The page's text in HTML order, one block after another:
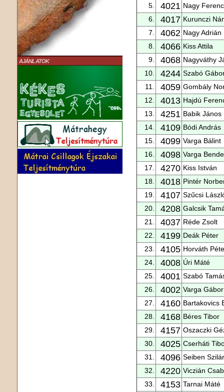
AJÁNLATOK
5.
4021 Nagy Ferenc
6.
4017 Kurunczi
7.
4062 Nagy Adrián
8.
4066 Kiss Attila
9.
4068 Nagyváthy
10.
4244 Szabó
11.
4059 Gombály
12.
4013 Hajdú
13.
4251 Babik János
14.
4109 Bódi András
15.
4099 Varga Bálint
16.
4098 Varga
17.
4270 Kiss István
18.
4018 Pintér
19.
4107 Szűcsi
20.
4208 Galcsik
21.
4037 Réde Zsolt
22.
4199 Deák Péter
23.
4105 Horváth
24.
4008 Úri Máté
25.
4001 Szabó
26.
4002 Varga Gábor
27.
4160 Bartakovics
28.
4168 Béres Tibor
29.
4157 Oszaczki
30.
4025 Cserháti
31.
4096 Seiben
32.
4220 Viczián
33.
4153 Tarnai Máté